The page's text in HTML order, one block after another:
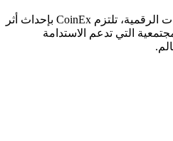
وإلى جانب تركيزها على الخدمات الرقمية، تلتزم CoinEx بإحداث أثر
التي تدعم الاستدامة